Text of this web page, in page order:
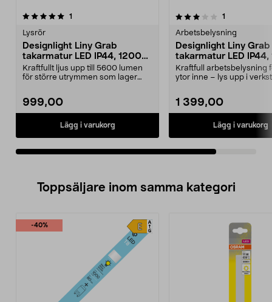
1
Lysrör
Designlight Liny Grab
takarmatur LED IP44, 1200
mm
Kraftfullt ljus upp till 5600 lumen
för större utrymmen som lager
999,00
Lägg i varukorg
3.0av 5 stjärnor 1
Arbetsbelysning
Designlight Liny Grab
takarmatur LED IP44,
mm
Kraftfull arbetsbelysning
ytor inne – lys upp i
1 399,00
Lägg i varukorg
Toppsäljare inom samma kategori
-40%